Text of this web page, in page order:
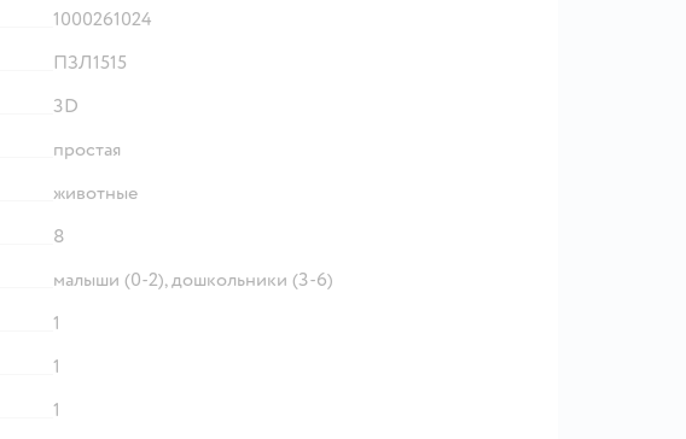
1000261024
ПЗЛ1515
3D
простая
животные
8
малыши (0-2),дошкольники (3-6)
1
1
1